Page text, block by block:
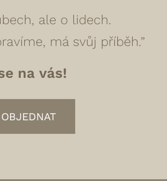
ale o lidech.
má svůj příběh.”
na vás!